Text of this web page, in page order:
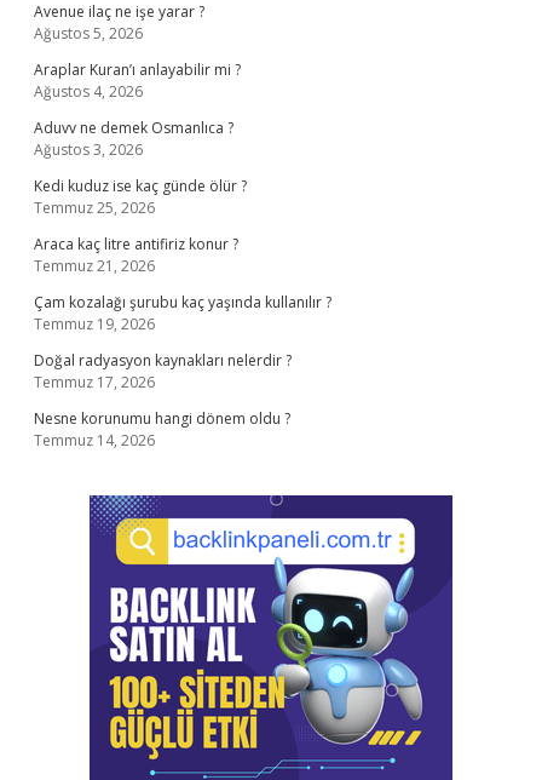
Avenue ilaç ne işe yarar ?
Ağustos 5, 2026
Araplar Kuran’ı anlayabilir mi ?
Ağustos 4, 2026
Aduvv ne demek Osmanlıca ?
Ağustos 3, 2026
Kedi kuduz ise kaç günde ölür ?
Temmuz 25, 2026
Araca kaç litre antifiriz konur ?
Temmuz 21, 2026
Çam kozalağı şurubu kaç yaşında kullanılır ?
Temmuz 19, 2026
Doğal radyasyon kaynakları nelerdir ?
Temmuz 17, 2026
Nesne korunumu hangi dönem oldu ?
Temmuz 14, 2026